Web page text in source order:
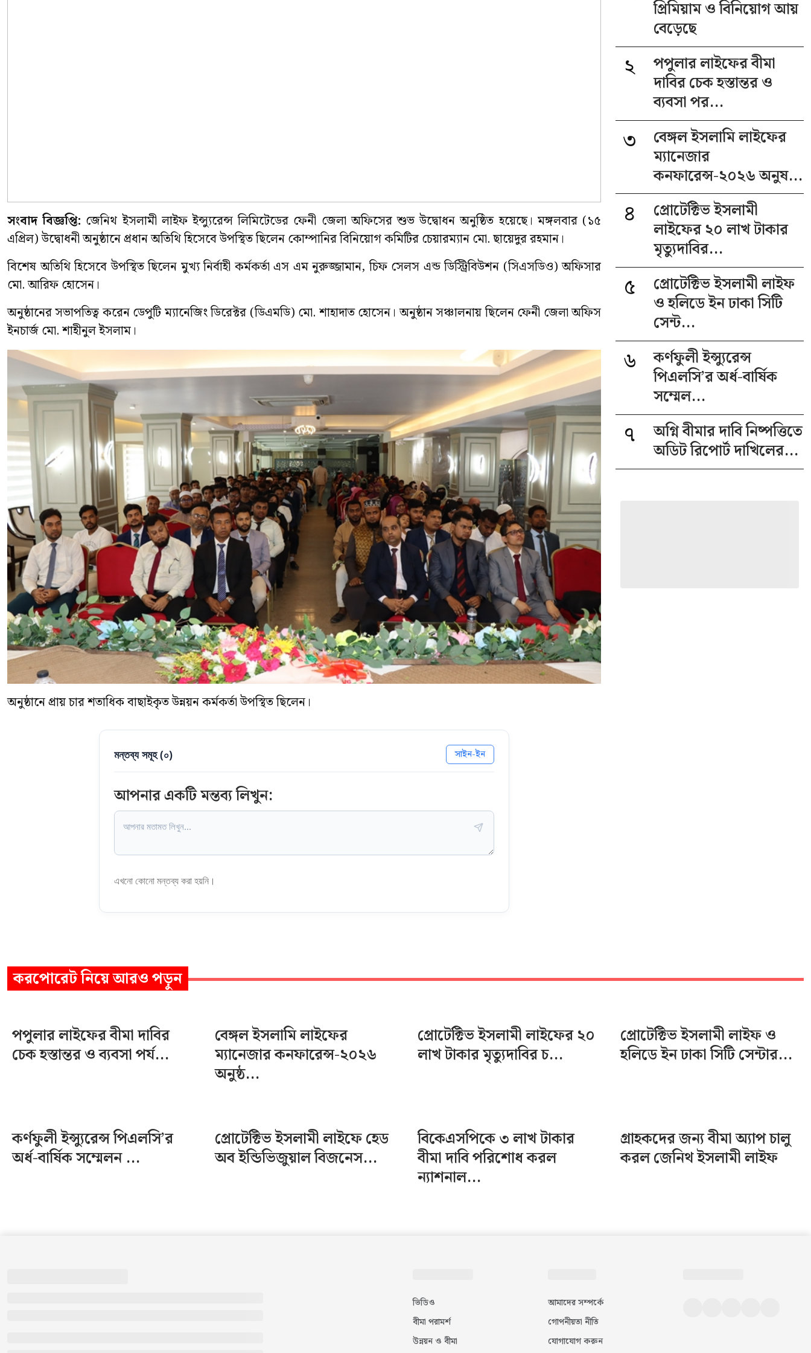
সংবাদ বিজ্ঞপ্তি: জেনিথ ইসলামী লাইফ ইন্স্যুরেন্স লিমিটেডের ফেনী জেলা অফিসের শুভ উদ্বোধন অনুষ্ঠিত হয়েছে। মঙ্গলবার (১৫
এপ্রিল) উদ্বোধনী অনুষ্ঠানে প্রধান অতিথি হিসেবে উপস্থিত ছিলেন কোম্পানির বিনিয়োগ কমিটির চেয়ারম্যান মো. ছায়েদুর রহমান।
বিশেষ অতিথি হিসেবে উপস্থিত ছিলেন মুখ্য নির্বাহী কর্মকর্তা এস এম নুরুজ্জামান, চিফ সেলস এন্ড ডিস্ট্রিবিউশন (সিএসডিও) অফিসার
মো. আরিফ হোসেন।
অনুষ্ঠানের সভাপতিত্ব করেন ডেপুটি ম্যানেজিং ডিরেক্টর (ডিএমডি) মো. শাহাদাত হোসেন। অনুষ্ঠান সঞ্চালনায় ছিলেন ফেনী জেলা অফিস
ইনচার্জ মো. শাহীনুল ইসলাম।
অনুষ্ঠানে প্রায় চার শতাধিক বাছাইকৃত উন্নয়ন কর্মকর্তা উপস্থিত ছিলেন।
মন্তব্য সমূহ (০) সাইন-ইন
আপনার একটি মন্তব্য লিখুন:
এখনো কোনো মন্তব্য করা হয়নি।
প্রিমিয়াম ও বিনিয়োগ আয়
বেড়েছে
২
পপুলার লাইফের বীমা
দাবির চেক হস্তান্তর ও
ব্যবসা পর...
৩
বেঙ্গল ইসলামি লাইফের
ম্যানেজার
কনফারেন্স-২০২৬ অনুষ...
৪
প্রোটেক্টিভ ইসলামী
লাইফের ২০ লাখ টাকার
মৃত্যুদাবির...
৫
প্রোটেক্টিভ ইসলামী লাইফ
ও হলিডে ইন ঢাকা সিটি
সেন্ট...
৬
কর্ণফুলী ইন্স্যুরেন্স
পিএলসি’র অর্ধ-বার্ষিক
সম্মেল...
৭
অগ্নি বীমার দাবি নিষ্পত্তিতে
অডিট রিপোর্ট দাখিলের...
করপোরেটনিয়ে আরও পড়ুন
পপুলার লাইফের বীমা দাবির
চেক হস্তান্তর ও ব্যবসা পর্য...
বেঙ্গল ইসলামি লাইফের
ম্যানেজার কনফারেন্স-২০২৬
অনুষ্ঠ...
প্রোটেক্টিভ ইসলামী লাইফের ২০
লাখ টাকার মৃত্যুদাবির চ...
প্রোটেক্টিভ ইসলামী লাইফ ও
হলিডে ইন ঢাকা সিটি সেন্টার...
কর্ণফুলী ইন্স্যুরেন্স পিএলসি’র
অর্ধ-বার্ষিক সম্মেলন ...
প্রোটেক্টিভ ইসলামী লাইফে হেড
অব ইন্ডিভিজুয়াল বিজনেস...
বিকেএসপিকে ৩ লাখ টাকার
বীমা দাবি পরিশোধ করল
ন্যাশনাল...
গ্রাহকদের জন্য বীমা অ্যাপ চালু
করল জেনিথ ইসলামী লাইফ
ভিডিও
বীমা পরামর্শ
উন্নয়ন ও বীমা
আমাদের সম্পর্কে
গোপনীয়তা নীতি
যোগাযোগ করুন